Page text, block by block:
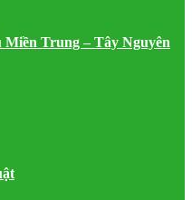
Miền Trung – Tây Nguyên